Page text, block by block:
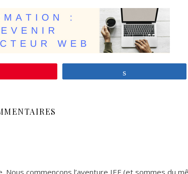
commençons l’aventure IEF (et sommes du